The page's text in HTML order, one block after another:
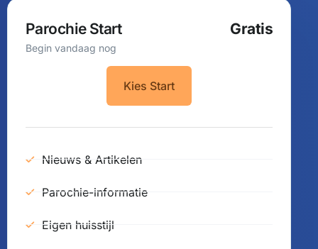
Parochie Start Gratis
Begin vandaag nog
Kies Start
Nieuws & Artikelen
Parochie-informatie
Eigen huisstijl